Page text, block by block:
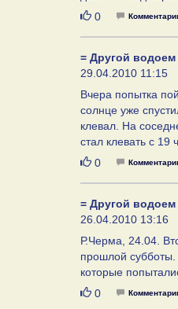
Нравится
0
= Другой водоем
29.04.2010 11:15
Вчера попытка
солнце уже
клевал. На
стал клевать с 19
Нравится
0
= Другой водоем
26.04.2010 13:16
Р.Черма, 24.04.
прошлой субботы.
которые
Нравится
0